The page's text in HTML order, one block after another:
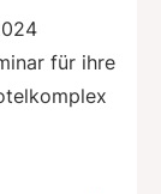
für ihre